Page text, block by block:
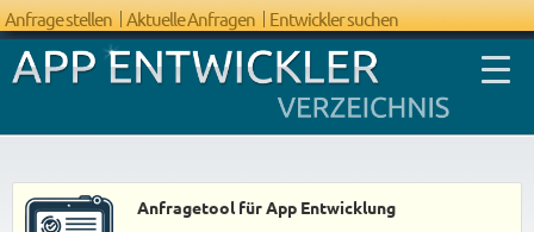
Anfrage stellen Aktuelle Anfragen Entwickler suchen
Anfragetool für App Entwicklung